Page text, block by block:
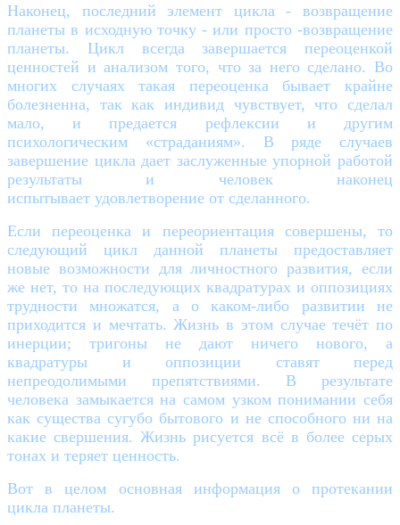
Наконец, последний элемент цикла - возвращение
планеты в исходную точку - или просто -возвращение
планеты. Цикл всегда завершается переоценкой
ценностей и анализом того, что за него сделано. Во
многих случаях такая переоценка бывает крайне
болезненна, так как индивид чувствует, что сделал
мало, и предается рефлексии и другим
психологическим «страданиям». В ряде случаев
завершение цикла дает заслуженные упорной работой
результаты и человек наконец
испытывает удовлетворение от сделанного.
Если переоценка и переориентация совершены, то
следующий цикл данной планеты предоставляет
новые возможности для личностного развития, если
же нет, то на последующих квадратурах и оппозициях
трудности множатся, а о каком-либо развитии не
приходится и мечтать. Жизнь в этом случае течёт по
инерции; тригоны не дают ничего нового, а
квадратуры и оппозиции ставят перед
непреодолимыми препятствиями. В результате
человека замыкается на самом узком понимании себя
как существа сугубо бытового и не способного ни на
какие свершения. Жизнь рисуется всё в более серых
тонах и теряет ценность.
Вот в целом основная информация о протекании
цикла планеты.